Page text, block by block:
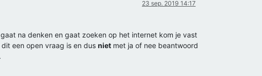
23 sep. 2019 14:17
na denken en gaat zoeken op het internet kom je vast
een open vraag is en dus niet met ja of nee beantwoord